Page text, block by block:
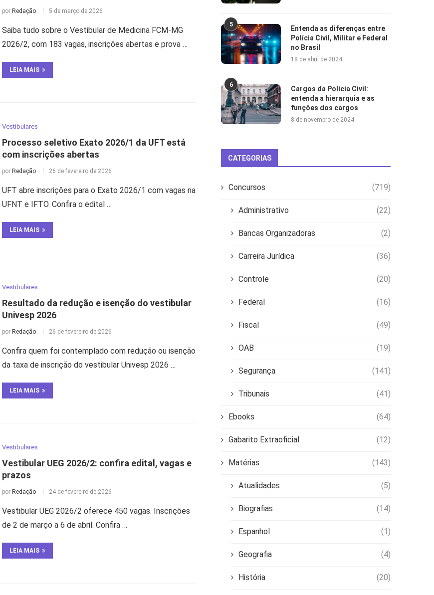
por Redação 5 de março de 2026
Saiba tudo sobre o Vestibular de Medicina FCM-MG
2026/2, com 183 vagas, inscrições abertas e prova …
LEIA MAIS
Vestibulares
Processo seletivo Exato 2026/1 da UFT está
com inscrições abertas
por Redação 26 de fevereiro de 2026
UFT abre inscrições para o Exato 2026/1 com vagas na
UFNT e IFTO. Confira o edital …
LEIA MAIS
Vestibulares
Resultado da redução e isenção do vestibular
Univesp 2026
por Redação 26 de fevereiro de 2026
Confira quem foi contemplado com redução ou isenção
da taxa de inscrição do vestibular Univesp 2026 …
LEIA MAIS
Vestibulares
Vestibular UEG 2026/2: confira edital, vagas e
prazos
por Redação 24 de fevereiro de 2026
Vestibular UEG 2026/2 oferece 450 vagas. Inscrições
de 2 de março a 6 de abril. Confira …
LEIA MAIS
5
Entenda as diferenças entre
Polícia Civil, Militar e Federal
no Brasil
18 de abril de 2024
6
Cargos da Polícia Civil:
entenda a hierarquia e as
funções dos cargos
8 de novembro de 2024
CATEGORIAS
Concursos (719)
Administrativo (22)
Bancas Organizadoras (2)
Carreira Jurídica (36)
Controle (20)
Federal (16)
Fiscal (49)
OAB (19)
Segurança (141)
Tribunais (41)
Ebooks (64)
Gabarito Extraoficial (12)
Matérias (143)
Atualidades (5)
Biografias (14)
Espanhol (1)
Geografia (4)
História (20)